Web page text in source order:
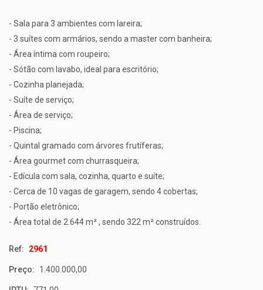
- Sala para 3 ambientes com lareira;
- 3 suítes com armários, sendo a master com banheira;
- Área íntima com roupeiro;
- Sótão com lavabo, ideal para escritório;
- Cozinha planejada;
- Suíte de serviço;
- Área de serviço;
- Piscina;
- Quintal gramado com árvores frutíferas;
- Área gourmet com churrasqueira;
- Edícula com sala, cozinha, quarto e suíte;
- Cerca de 10 vagas de garagem, sendo 4 cobertas;
- Portão eletrônico;
- Área total de 2.644 m² , sendo 322 m² construídos.
Ref: 2961
Preço: 1.400.000,00